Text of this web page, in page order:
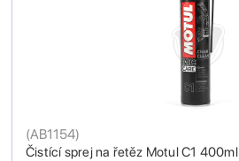
Čistící sprej na řetěz Motul C1 400ml
(AB1154)